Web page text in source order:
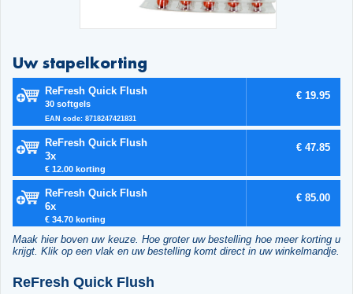
Uw stapelkorting
ReFresh Quick Flush
30 softgels
EAN code: 8718247421831
€ 19.95
ReFresh Quick Flush
3x
€ 12.00 korting
€ 47.85
ReFresh Quick Flush
6x
€ 34.70 korting
€ 85.00
Maak hier boven uw keuze. Hoe groter uw bestelling hoe meer korting u
krijgt. Klik op een vlak en uw bestelling komt direct in uw winkelmandje.
ReFresh Quick Flush